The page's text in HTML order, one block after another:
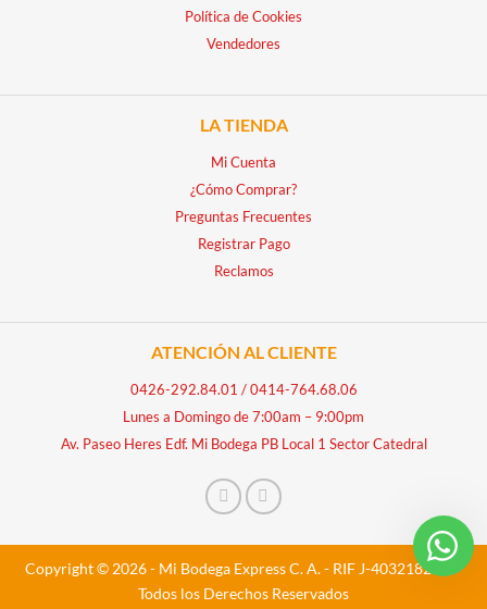
Política de Cookies
Vendedores
LA TIENDA
Mi Cuenta
¿Cómo Comprar?
Preguntas Frecuentes
Registrar Pago
Reclamos
ATENCIÓN AL CLIENTE
0426-292.84.01 /0414-764.68.06
Lunes a Domingo de 7:00am – 9:00pm
Av. Paseo Heres Edf. Mi Bodega PB Local 1 Sector Catedral
Copyright © 2026 - Mi Bodega Express C. A. - RIF J-40321828-5 -
Todos los Derechos Reservados